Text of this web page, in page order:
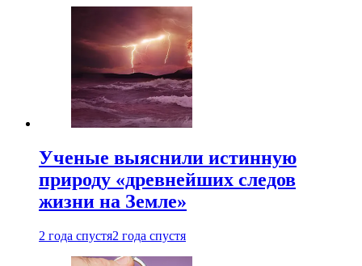
Ученые выяснили истинную
природу «древнейших следов
жизни на Земле»
2 года спустя2 года спустя